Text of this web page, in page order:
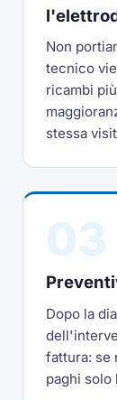
Non
tecnico
ricambi
stessa
Dopo la
fattura: se
paghi solo